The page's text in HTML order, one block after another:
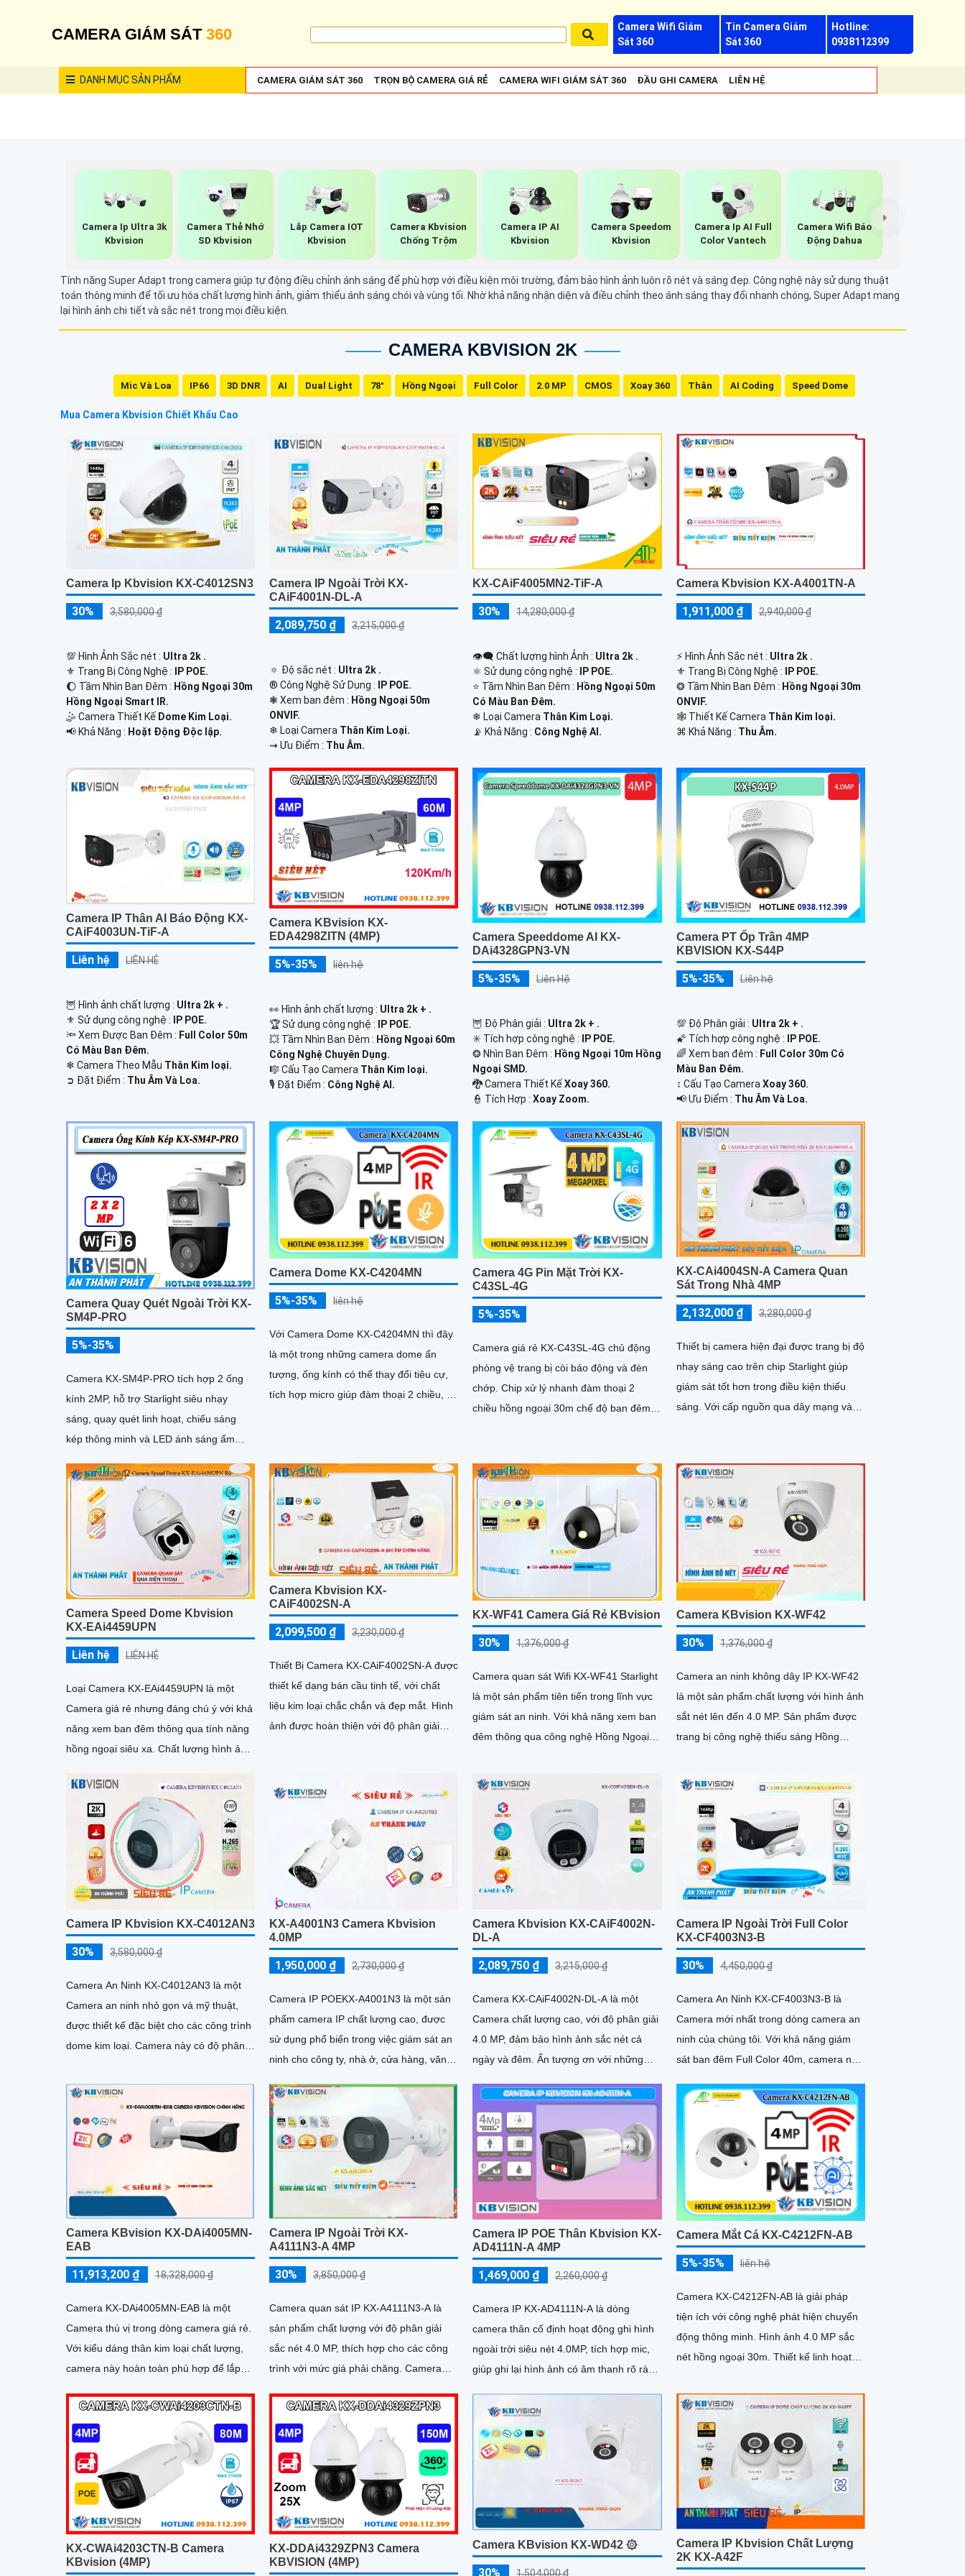
CAMERA GIÁM SÁT 360
Camera Wifi Giám
Sát 360
Tin Camera Giám
Sát 360
Hotline:
0938112399
DANH MỤCSẢN PHẨM CAMERA GIÁM SÁT 360 TRỌN BỘ CAMERA GIÁ RẺ CAMERA WIFI GIÁM SÁT 360 ĐẦU GHI CAMERA LIÊN HỆ
Camera Ip Ultra 3k
Kbvision
Camera Thẻ Nhớ
SD Kbvision
Lắp Camera IOT
Kbvision
Camera Kbvision
Chống Trộm
Camera IP AI
Kbvision
Camera Speedom
Kbvision
Camera Ip AI Full
Color Vantech
Camera Wifi Báo
Động Dahua
Tính năng Super Adapt trong camera giúp tự động điều chỉnh ánh sáng để phù hợp với điều kiện môi trường, đảm bảo hình ảnh luôn rõ nét và sáng đẹp. Công nghệ này sử dụng thuật
toán thông minh để tối ưu hóa chất lượng hình ảnh, giảm thiểu ánh sáng chói và vùng tối. Nhờ khả năng nhận diện và điều chỉnh theo ánh sáng thay đổi nhanh chóng, Super Adapt mang
lại hình ảnh chi tiết và sắc nét trong mọi điều kiện.
CAMERA KBVISION 2K
Mic Và Loa IP66 3D DNR AI Dual Light 78° Hồng Ngoại Full Color 2.0 MP CMOS Xoay 360 Thân AI Coding Speed Dome
Mua Camera Kbvision Chiết Khấu Cao
Camera Ip Kbvision KX-C4012SN3
30% 3,580,000 ₫
💯 Hình Ảnh Sắc nét : Ultra 2k .
⚜️ Trang Bị Công Nghệ :
IP POE.
🌔 Tầm Nhìn Ban Đêm : Hồng Ngoại 30m
Hồng Ngoại Smart IR.
🤹 Camera Thiết Kế Dome Kim Loại.
️📢 Khả Năng : Hoặt Động Độc lập.
Camera IP Ngoài Trời KX-
CAiF4001N-DL-A
2,089,750 ₫ 3,215,000 ₫
🔅 Độ sắc nét : Ultra 2k .
®️ Công Nghệ Sử Dụng :
IP POE.
❃ Xem ban đêm : Hồng Ngoại 50m
ONVIF.
❄ Loại Camera Thân Kim Loại.
️⇝ Ưu Điểm : Thu Âm.
KX-CAiF4005MN2-TiF-A
30% 14,280,000 ₫
👁️‍🗨 Chất lượng hình Ảnh : Ultra 2k .
⚛️ Sử dụng công nghệ :
IP POE.
⭐ Tầm Nhìn Ban Đêm : Hồng Ngoại 50m
Có Màu Ban Đêm.
❄ Loại Camera Thân Kim Loại.
️📡 Khả Năng : Công Nghệ AI.
Camera Kbvision KX-A4001TN-A
1,911,000 ₫ 2,940,000 ₫
️⚡ Hình Ảnh Sắc nét : Ultra 2k .
⚜️ Trang Bị Công Nghệ :
IP POE.
❂ Tầm Nhìn Ban Đêm : Hồng Ngoại 30m
ONVIF.
🕸️ Thiết Kế Camera Thân Kim loại.
️⌘ Khả Năng : Thu Âm.
Camera IP Thân AI Báo Động KX-
CAiF4003UN-TiF-A
Liên hệ LIÊN HỆ
🦉 Hình ảnh chất lượng : Ultra 2k + .
⚜️ Sử dụng công nghệ :
IP POE.
🔦 Xem Được Ban Đêm : Full Color 50m
Có Màu Ban Ðêm.
❄ Camera Theo Mẫu Thân Kim loại.
️➲ Đặt Điểm : Thu Âm Và Loa.
Camera KBvision KX-
EDA4298ZITN (4MP)
5%-35% liên hệ
️👀 Hình ảnh chất lượng : Ultra 2k + .
🏆 Sử dụng công nghệ :
IP POE.
💥 Tầm Nhìn Ban Đêm : Hồng Ngoại 60m
Công Nghệ Chuyên Dụng.
🎼️ Cấu Tạo Camera Thân Kim loại.
️🎙 Đặt Điểm : Công Nghệ AI.
Camera Speeddome AI KX-
DAi4328GPN3-VN
5%-35% Liên Hệ
🦉 Độ Phân giải : Ultra 2k + .
✳️ Tích hợp công nghệ :
IP POE.
❂ Nhìn Ban Đêm : Hồng Ngoại 10m Hồng
Ngoại SMD.
🐉️ Camera Thiết KếXoay 360.
️👮 Tích Hợp :Xoay Zoom.
Camera PT Ốp Trần 4MP
KBVISION KX-S44P
5%-35% Liên hệ
💯 Độ Phân giải : Ultra 2k + .
🌠 Tích hợp công nghệ : IP POE.
🌈 Xem ban đêm : Full Color 30m Có
Màu Ban Ðêm.
↕️ Cấu Tạo Camera Xoay 360.
️📢 Ưu Điểm : Thu Âm Và Loa.
Camera Quay Quét Ngoài Trời KX-
SM4P-PRO
5%-35%
Camera KX-SM4P-PRO tích hợp 2 ống
kính 2MP, hỗ trợ Starlight siêu nhạy
sáng, quay quét linh hoạt, chiếu sáng
kép thông minh và LED ánh sáng ấm
biến lớn tối ưu hình ảnh ban đêm
Camera Dome KX-C4204MN
5%-35% liên hệ
Với Camera Dome KX-C4204MN thì đây
là một trong những camera dome ấn
tượng, ống kính có thể thay đổi tiêu cự,
tích hợp micro giúp đàm thoại 2 chiều, hỗ
Camera 4G Pin Mặt Trời KX-
C43SL-4G
5%-35%
Camera giá rẻ KX-C43SL-4G chủ động
phòng vệ trang bị còi báo động và đèn
chớp. Chip xử lý nhanh đàm thoại 2
chiều hồng ngoại 30m chế độ ban đêm
KX-CAi4004SN-A Camera Quan
Sát Trong Nhà 4MP
2,132,000 ₫ 3,280,000 ₫
Thiết bị camera hiện đại được trang bị độ
nhạy sáng cao trên chip Starlight giúp
giám sát tốt hơn trong điều kiện thiếu
sáng. Với cấp nguồn qua dây mạng và
đến hiệu suất cao
Camera Speed Dome Kbvision
KX-EAi4459UPN
Liên hệ LIÊN HỆ
Loại Camera KX-EAi4459UPN là một
Camera giá rẻ nhưng đáng chú ý với khả
năng xem ban đêm thông qua tính năng
hồng ngoại siêu xa. Chất lượng hình ảnh
Camera Kbvision KX-
CAiF4002SN-A
2,099,500 ₫ 3,230,000 ₫
Thiết Bị Camera KX-CAiF4002SN-A được
thiết kế dạng bán cầu tinh tế, với chất
liệu kim loại chắc chắn và đẹp mắt. Hình
ảnh được hoàn thiện với độ phân giải
KX-WF41 Camera Giá Rẻ KBvision
30% 1,376,000 ₫
Camera quan sát Wifi KX-WF41 Starlight
là một sản phẩm tiên tiến trong lĩnh vực
giám sát an ninh. Với khả năng xem ban
đêm thông qua công nghệ Hồng Ngoại
mọi góc của xưởng sản xuất một cách
Camera KBvision KX-WF42
30% 1,376,000 ₫
Camera an ninh không dây IP KX-WF42
là một sản phẩm chất lượng với hình ảnh
sắt nét lên đến 4.0 MP. Sản phẩm được
trang bị công nghệ thiếu sáng Hồng
Camera IP Kbvision KX-C4012AN3
30% 3,580,000 ₫
Camera An Ninh KX-C4012AN3 là một
Camera an ninh nhỏ gọn và mỹ thuật,
được thiết kế đặc biệt cho các công trình
dome kim loại. Camera này có độ phân
IP POE giúp cho hình ảnh trở nên rõ nét
và trung thực hơn
KX-A4001N3 Camera Kbvision
4.0MP
1,950,000 ₫ 2,730,000 ₫
Camera IP POEKX-A4001N3 là một sản
phẩm camera IP chất lượng cao, được
sử dụng phổ biến trong việc giám sát an
ninh cho công ty, nhà ở, cửa hàng, văn
Camera Kbvision KX-CAiF4002N-
DL-A
2,089,750 ₫ 3,215,000 ₫
Camera KX-CAiF4002N-DL-A là một
Camera chất lượng cao, với độ phân giải
4.0 MP, đảm bảo hình ảnh sắc nét cả
ngày và đêm. Ấn tượng ơn với những
Camera IP Ngoài Trời Full Color
KX-CF4003N3-B
30% 4,450,000 ₫
Camera An Ninh KX-CF4003N3-B là
Camera mới nhất trong dòng camera an
ninh của chúng tôi. Với khả năng giám
sát ban đêm Full Color 40m, camera này
đẹp ngay cả trong điều kiện thiếu ánh
Camera KBvision KX-DAi4005MN-
EAB
11,913,200 ₫ 18,328,000 ₫
Camera KX-DAi4005MN-EAB là một
Camera thú vị trong dòng camera giá rẻ.
Với kiểu dáng thân kim loại chất lượng,
camera này hoàn toàn phù hợp để lắp
Camera IP Ngoài Trời KX-
A4111N3-A 4MP
30% 3,850,000 ₫
Camera quan sát IP KX-A4111N3-A là
sản phẩm chất lượng với độ phân giải
sắc nét 4.0 MP, thích hợp cho các công
trình với mức giá phải chăng. Camera
Camera IP POE Thân Kbvision KX-
AD4111N-A 4MP
1,469,000 ₫ 2,260,000 ₫
Camera IP KX-AD4111N-A là dòng
camera thân cố định hoạt động ghi hình
ngoài trời siêu nét 4.0MP, tích hợp mic,
giúp ghi lại hình ảnh có âm thanh rõ ràng
Camera Mắt Cá KX-C4212FN-AB
5%-35% liên hệ
Camera KX-C4212FN-AB là giải pháp
tiện ích với công nghệ phát hiện chuyển
động thông minh. Hình ảnh 4.0 MP sắc
nét hồng ngoại 30m. Thiết kế linh hoạt
KX-CWAi4203CTN-B Camera
KBvision (4MP)
KX-DDAi4329ZPN3 Camera
KBVISION (4MP)
Camera KBvision KX-WD42 ۞
30% 1,504,000 ₫
Camera IP Kbvision Chất Lượng
2K KX-A42F